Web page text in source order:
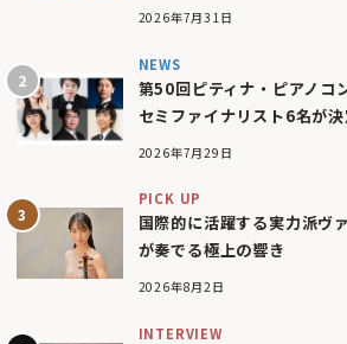
2026年7月31日
NEWS
第50回ピティナ・ピアノコ
セミファイナリスト6名が
2026年7月29日
PICK UP
国際的に活躍する実力派ヴ
が奏でる極上の響き
2026年8月2日
INTERVIEW